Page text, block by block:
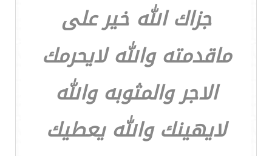
جزاك الله خير على
ماقدمته والله لايحرمك
الاجر والمثوبه والله
لايهينك والله يعطيك